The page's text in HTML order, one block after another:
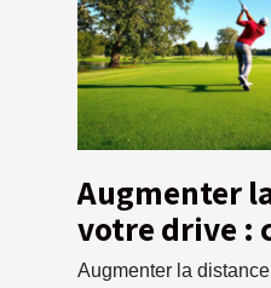
Augmenter
votre drive :
techniques
Augmenter la